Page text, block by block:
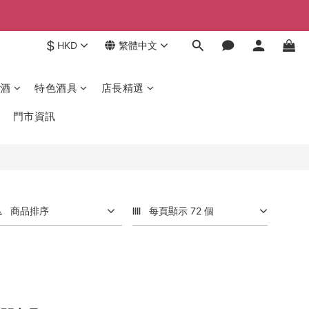
$ HKD 繁體中文
特色酒具 店長精選
門市資訊
商品排序 每頁顯示 72 個